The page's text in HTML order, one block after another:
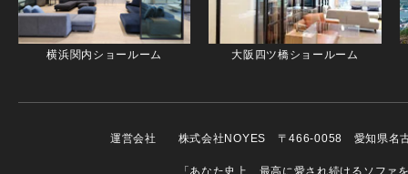
横浜関内ショールーム 大阪四ツ橋ショールーム
運営会社 株式会社NOYES 〒466-0058 愛知県名
「あなた史上、最高に愛され続けるソフ